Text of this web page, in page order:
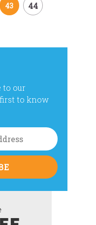
to our
to know
43 44